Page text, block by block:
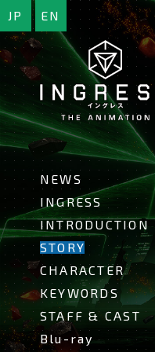
INGRESS
-
イ
ン
グ
レ
ス-
NEWS
INGRESS
INTRODUCTION
STORY
CHARACTER
KEYWORDS
STAFF & CAST
Blu-ray
JP EN